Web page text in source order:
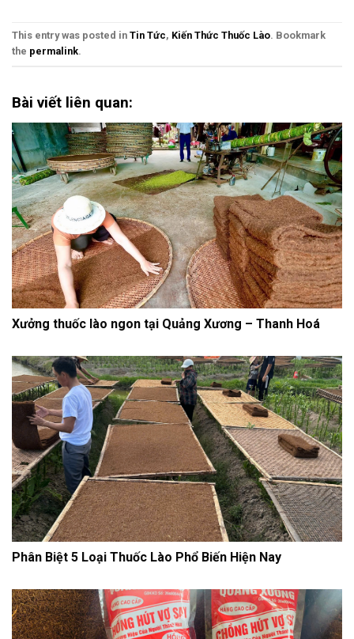
This entry was posted in Tin Tức, Kiến Thức Thuốc Lào. Bookmark
the permalink.
Bài viết liên quan:
Xưởng thuốc lào ngon tại Quảng Xương – Thanh Hoá
Phân Biệt 5 Loại Thuốc Lào Phổ Biến Hiện Nay